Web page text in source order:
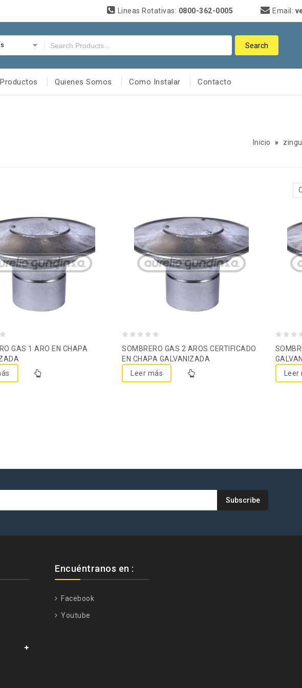
Lineas Rotativas: 0800-362-0005 Email:
Productos Quienes Somos Como Instalar Contacto
Inicio »
GAS 1 ARO EN CHAPA
out
5
SOMBRERO GAS 2 AROS CERTIFICADO
EN CHAPA GALVANIZADA
Leer más
out
5
Encuéntranos en :
Facebook
Youtube